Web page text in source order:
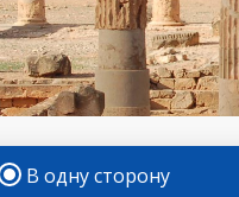
В одну сторону